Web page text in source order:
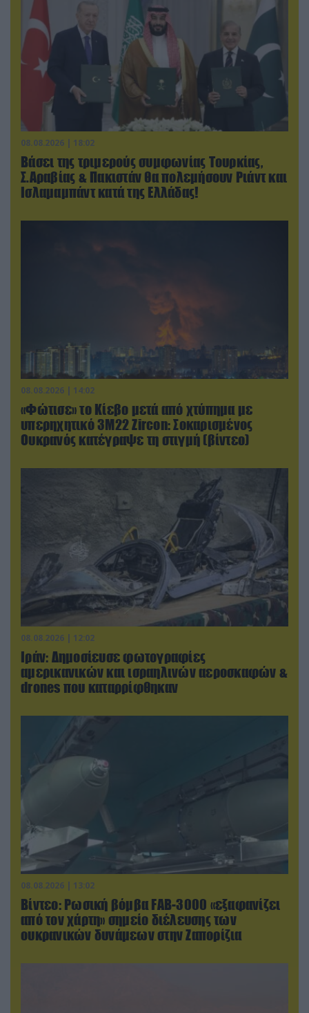
08.08.2026 | 18:02
Βάσει της τριμερούς συμφωνίας Τουρκίας,
Σ.Αραβίας & Πακιστάν θα πολεμήσουν Ριάντ και
Ισλαμαμπάντ κατά της Ελλάδας!
08.08.2026 | 14:02
«Φώτισε» το Κίεβο μετά από χτύπημα με
υπερηχητικό 3M22 Zircon: Σοκαρισμένος
Ουκρανός κατέγραψε τη στιγμή (βίντεο)
08.08.2026 | 12:02
Ιράν: Δημοσίευσε φωτογραφίες
αμερικανικών και ισραηλινών αεροσκαφών &
drones που καταρρίφθηκαν
08.08.2026 | 13:02
Βίντεο: Ρωσική βόμβα FAB-3000 «εξαφανίζει
από τον χάρτη» σημείο διέλευσης των
ουκρανικών δυνάμεων στην Ζαπορίζια